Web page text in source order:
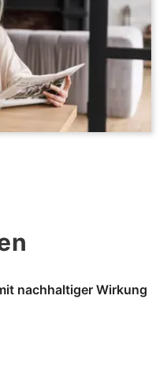
nachhaltiger Wirkung